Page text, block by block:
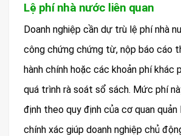
Lệ phí nhà nước liên quan
Doanh nghiệp cần dự trù lệ phí nhà
công chứng chứng từ, nộp báo cáo
hành chính hoặc các khoản phí khác
quá trình rà soát sổ sách. Mức phí
định theo quy định của cơ quan
chính xác giúp doanh nghiệp chủ